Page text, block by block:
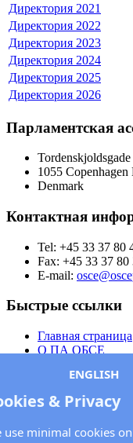
Директория 2021
Директория 2022
Директория 2023
Директория 2024
Директория 2025
Директория 2026
Парламентская
Tordenskjoldsgade
1055 Copenhagen
Denmark
Контактная
Tel: +45 33 37 80
Fax: +45 33 37 80
E-mail:
Быстрые ссылки
Главная страница
О ПА ОБСЕ
Члены
Документы
OSCE.org
Контактная
ENGLISH
& Privacy
use minimal cookies